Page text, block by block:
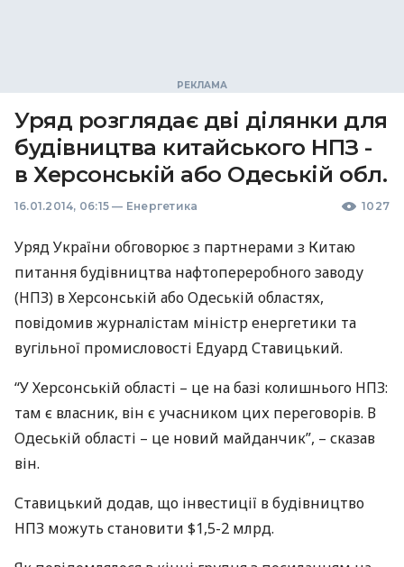
Уряд розглядає дві ділянки для
будівництва китайського НПЗ -
в Херсонській або Одеській обл.
16.01.2014, 06:15 — Енергетика 1027
Уряд України обговорює з партнерами з Китаю
питання будівництва нафтопереробного заводу
(НПЗ) в Херсонській або Одеській областях,
повідомив журналістам міністр енергетики та
вугільної промисловості Едуард Ставицький.
“У Херсонській області – це на базі колишнього НПЗ:
там є власник, він є учасником цих переговорів. В
Одеській області – це новий майданчик”, – сказав
він.
Ставицький додав, що інвестиції в будівництво
НПЗ можуть становити $1,5-2 млрд.